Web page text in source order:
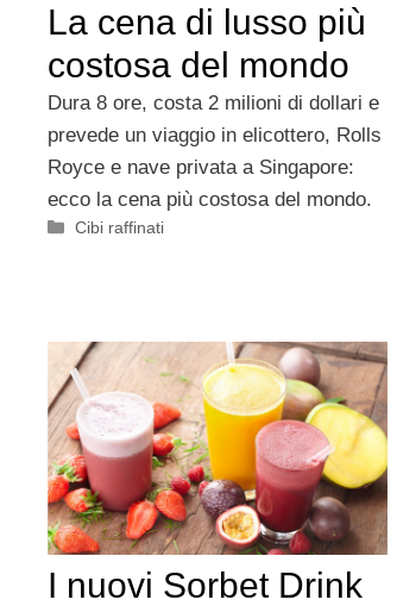
La cena di lusso più
costosa del mondo
Dura 8 ore, costa 2 milioni di dollari e
prevede un viaggio in elicottero, Rolls
Royce e nave privata a Singapore:
ecco la cena più costosa del mondo.
Categorie
Cibi raffinati
I nuovi Sorbet Drink